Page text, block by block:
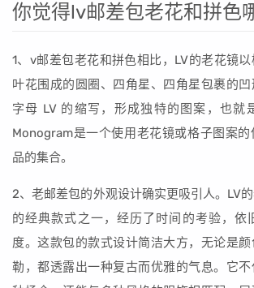
你觉得lv邮差包老花和拼色
1、v邮差包老花和拼色相比，LV的老花镜
叶花围成的圆圈、四角星、四角星包裹的
字母 LV 的缩写，形成独特的图案，也就
Monogram是一个使用老花镜或格子图案
品的集合。
2、老邮差包的外观设计确实更吸引人。LV
的经典款式之一，经历了时间的考验，依
度。这款包的款式设计简洁大方，无论是
勒，都透露出一种复古而优雅的气息。它